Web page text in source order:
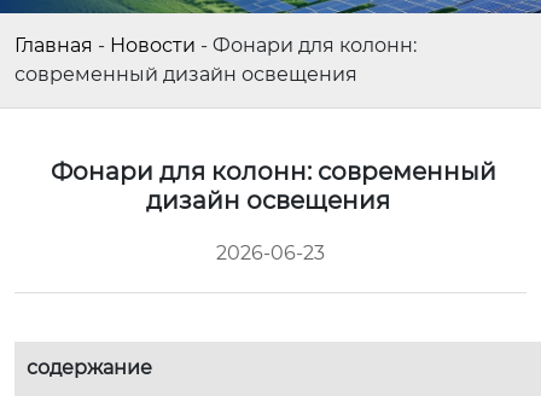
Главная - Новости - Фонари для колонн:
современный дизайн освещения
Фонари для колонн: современный
дизайн освещения
2026-06-23
содержание